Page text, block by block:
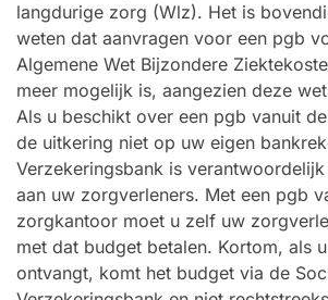
langdurige zorg (Wlz). Het is
weten dat aanvragen voor een pgb
Algemene Wet Bijzondere
meer mogelijk is, aangezien deze
Als u beschikt over een pgb vanuit
de uitkering niet op uw eigen
Verzekeringsbank is
aan uw zorgverleners. Met een pgb
zorgkantoor moet u zelf uw
met dat budget betalen. Kortom, als
ontvangt, komt het budget via de